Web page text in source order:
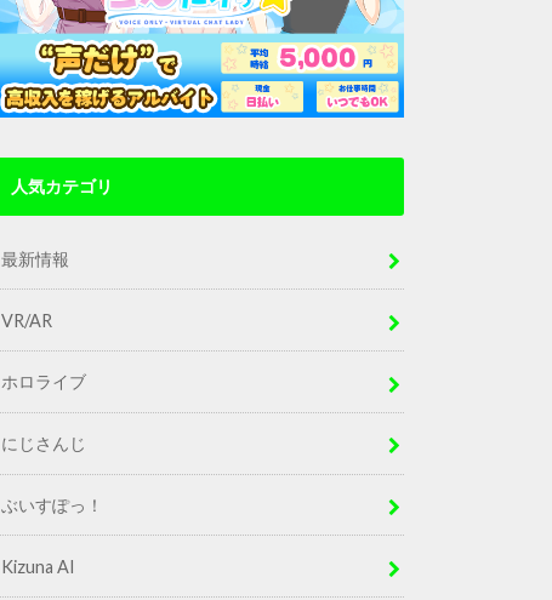
人気カテゴリ
最新情報
VR/AR
ホロライブ
にじさんじ
ぶいすぽっ！
Kizuna AI